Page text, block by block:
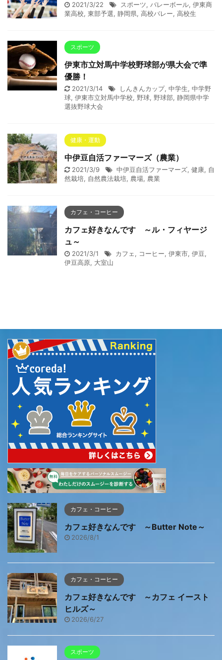
2021/3/22 スポーツ, バレーボール, 伊東商
業高校, 東部予選, 静岡県, 高校バレー, 高校生
スポーツ
伊東市立対馬中学校野球部が県大会で準
優勝！
2021/3/14 しんきんカップ, 中学生, 中学野
球, 伊東市立対馬中学校, 野球, 野球部, 静岡県中学
選抜野球大会
健康・運動
中伊豆自活ファーマーズ（農業）
2021/3/9 中伊豆自活ファーマーズ, 健康, 自
然栽培, 自然農法栽培, 農場, 農業
カフェ・コーヒー
カフェ好きなんです ～ル・フィヤージ
ュ～
2021/3/1 カフェ, コーヒー, 伊東市, 伊豆,
伊豆高原, 大室山
カフェ・コーヒー
カフェ好きなんです ～Butter Note～
2026/8/1
カフェ・コーヒー
カフェ好きなんです ～カフェ イースト
ヒルズ～
2026/6/27
スポーツ